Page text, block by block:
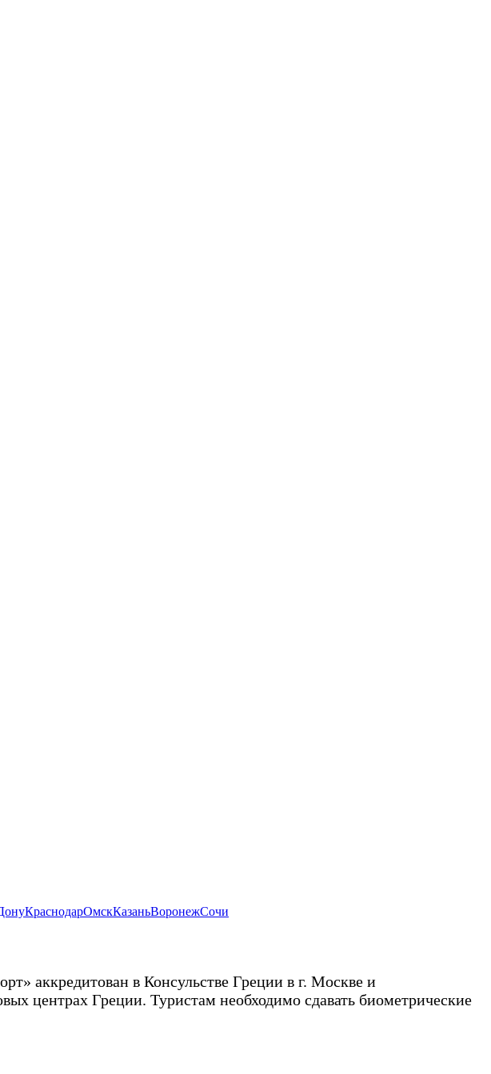
КраснодарОмскКазаньВоронежСочи
аккредитован в Консульстве Греции в г. Москве и
центрах Греции. Туристам необходимо сдавать биометрические